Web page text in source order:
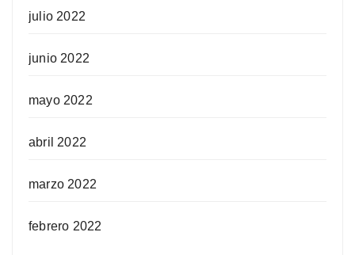
julio 2022
junio 2022
mayo 2022
abril 2022
marzo 2022
febrero 2022